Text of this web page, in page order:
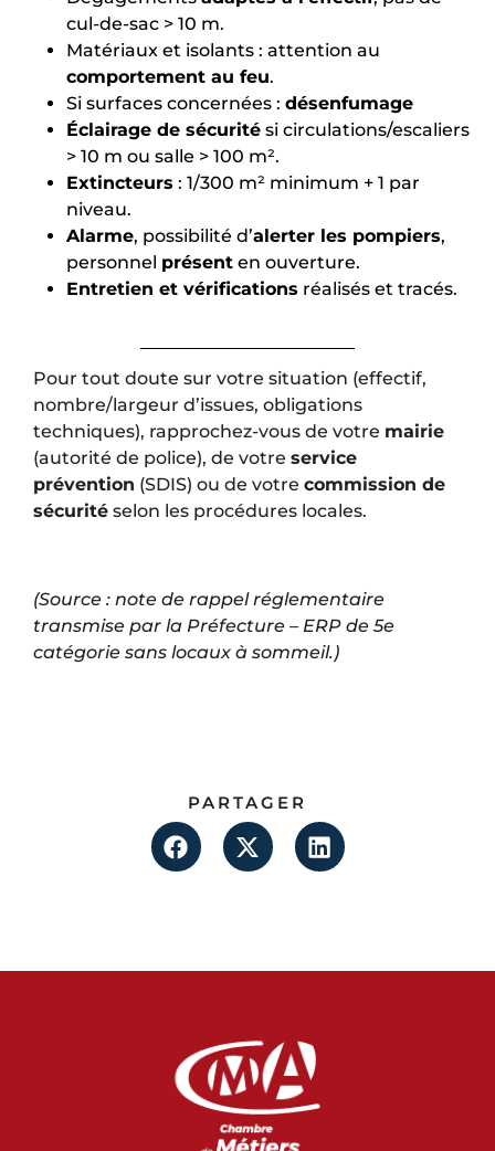
cul-de-sac > 10 m.
Matériaux et isolants : attention au
comportement au feu.
Si surfaces concernées : désenfumage
Éclairage de sécurité si circulations/escaliers
> 10 m ou salle > 100 m².
Extincteurs : 1/300 m² minimum + 1 par
niveau.
Alarme, possibilité d’alerter les pompiers,
personnel présent en ouverture.
Entretien et vérifications réalisés et tracés.
Pour tout doute sur votre situation (effectif,
nombre/largeur d’issues, obligations
techniques), rapprochez-vous de votre mairie
(autorité de police), de votre service
prévention (SDIS) ou de votre commission de
sécurité selon les procédures locales.
(Source : note de rappel réglementaire
transmise par la Préfecture – ERP de 5e
catégorie sans locaux à sommeil.)
PARTAGER